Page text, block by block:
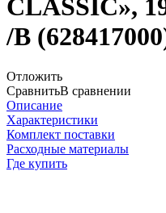
CLASSIC»,
/B
Отложить
СравнитьВ сравнении
Описание
Характеристики
Комплект поставки
Расходные материалы
Где купить